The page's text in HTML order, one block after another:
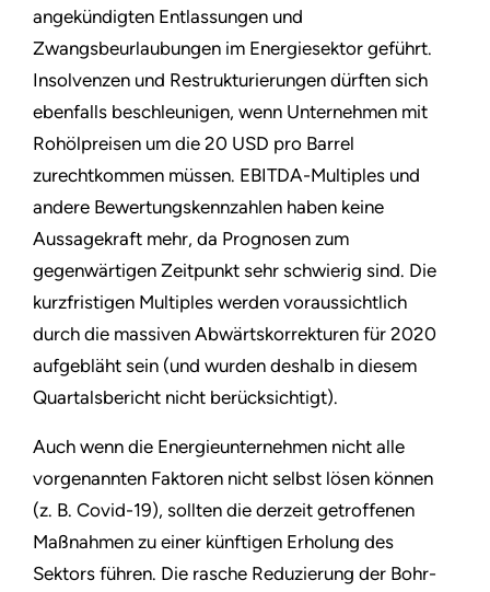
angekündigten Entlassungen und
Zwangsbeurlaubungen im Energiesektor geführt.
Insolvenzen und Restrukturierungen dürften sich
ebenfalls beschleunigen, wenn Unternehmen mit
Rohölpreisen um die 20 USD pro Barrel
zurechtkommen müssen. EBITDA-Multiples und
andere Bewertungskennzahlen haben keine
Aussagekraft mehr, da Prognosen zum
gegenwärtigen Zeitpunkt sehr schwierig sind. Die
kurzfristigen Multiples werden voraussichtlich
durch die massiven Abwärtskorrekturen für 2020
aufgebläht sein (und wurden deshalb in diesem
Quartalsbericht nicht berücksichtigt).
Auch wenn die Energieunternehmen nicht alle
vorgenannten Faktoren nicht selbst lösen können
(z. B. Covid-19), sollten die derzeit getroffenen
Maßnahmen zu einer künftigen Erholung des
Sektors führen. Die rasche Reduzierung der Bohr-